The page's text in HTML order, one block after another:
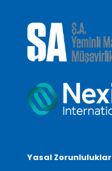
Yasal Zorunluluklar